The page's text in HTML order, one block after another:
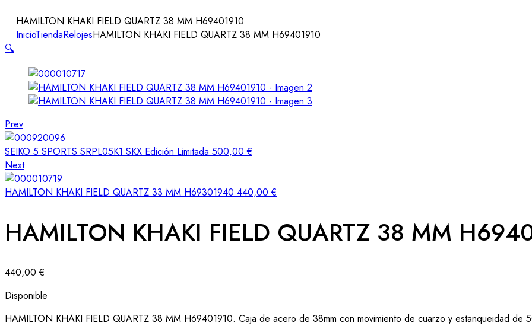
HAMILTON KHAKI FIELD QUARTZ 38 MM H69401910
InicioTiendaRelojesHAMILTON KHAKI FIELD QUARTZ 38 MM H69401910
🔍
Prev
SEIKO 5 SPORTS SRPL05K1 SKX Edición Limitada 500,00€
Next
HAMILTON KHAKI FIELD QUARTZ 33 MM H69301940 440,00€
HAMILTON KHAKI FIELD QUARTZ 38 MM
440,00€
Disponible
HAMILTON KHAKI FIELD QUARTZ 38 MM H69401910. Caja de acero de 38mm con movimiento de cuarzo y estanqueidad de